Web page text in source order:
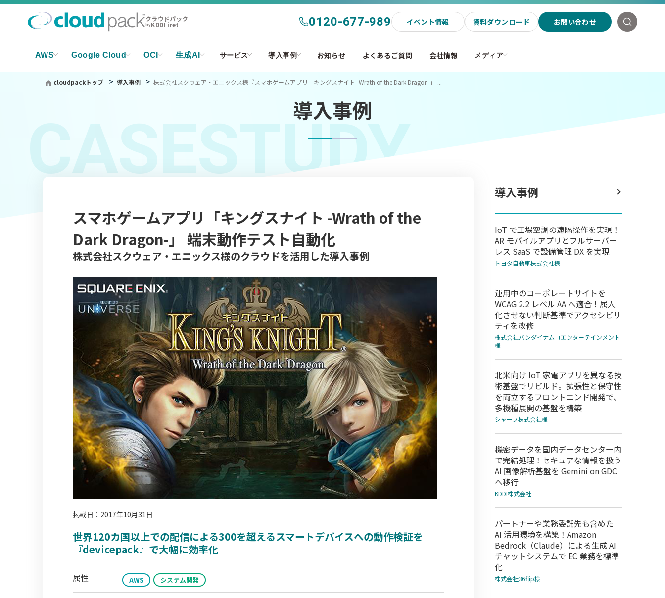
クラウドパック
byKDDI iret 0120-677-989 イベント情報 資料ダウンロード お問い合わせ
AWS Google Cloud OCI 生成AI サービス 導入事例 お知らせ よくあるご質問 会社情報 メディア
cloudpackトップ 導入事例 株式会社スクウェア・エニックス様『スマホゲームアプリ「キングスナイト -Wrath of the Dark Dragon-」 ...
導入事例
CASESTUDY
スマホゲームアプリ「キングスナイト -Wrath of the
Dark Dragon-」 端末動作テスト自動化
株式会社スクウェア・エニックス様のクラウドを活用した導入事例
掲載日：2017年10月31日
世界120カ国以上での配信による300を超えるスマートデバイスへの動作検証を
『devicepack』で大幅に効率化
属性 AWS システム開発
導入事例
IoT で工場空調の遠隔操作を実現！
AR モバイルアプリとフルサーバー
レス SaaS で設備管理 DX を実現
トヨタ自動車株式会社様
運用中のコーポレートサイトを
WCAG 2.2 レベル AA へ適合！属人
化させない判断基準でアクセシビリ
ティを改修
株式会社バンダイナムコエンターテインメント
様
北米向け IoT 家電アプリを異なる技
術基盤でリビルド。拡張性と保守性
を両立するフロントエンド開発で、
多機種展開の基盤を構築
シャープ株式会社様
機密データを国内データセンター内
で完結処理！セキュアな情報を扱う
AI 画像解析基盤を Gemini on GDC
へ移行
KDDI株式会社
パートナーや業務委託先も含めた
AI 活用環境を構築！Amazon
Bedrock（Claude）による生成 AI
チャットシステムで EC 業務を標準
化
株式会社36flip様